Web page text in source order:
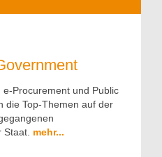
e-Procurement und Public
die Top-Themen auf der
Staat. mehr...